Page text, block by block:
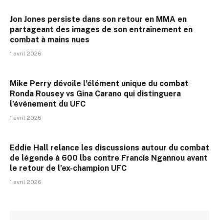
Jon Jones persiste dans son retour en MMA en
partageant des images de son entraînement en
combat à mains nues
1 avril 2026
Mike Perry dévoile l’élément unique du combat
Ronda Rousey vs Gina Carano qui distinguera
l’événement du UFC
1 avril 2026
Eddie Hall relance les discussions autour du combat
de légende à 600 lbs contre Francis Ngannou avant
le retour de l’ex-champion UFC
1 avril 2026